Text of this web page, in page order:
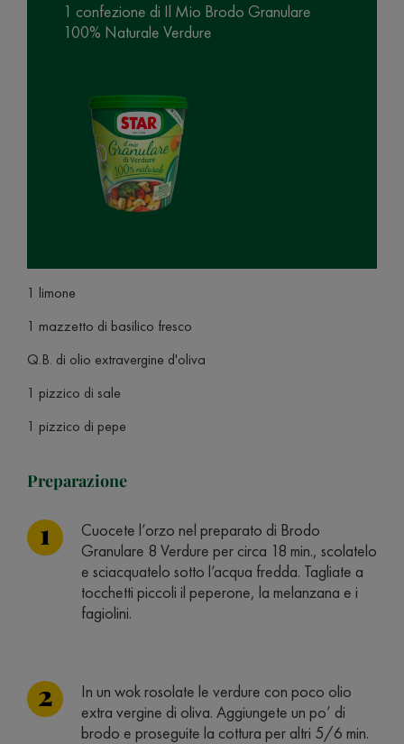
1 confezione di Il Mio Brodo Granulare
100% Naturale Verdure
1 limone
1 mazzetto di basilico fresco
Q.B. di olio extravergine d'oliva
1 pizzico di sale
1 pizzico di pepe
Preparazione
Cuocete l’orzo nel preparato di Brodo
Granulare 8 Verdure per circa 18 min., scolatelo
e sciacquatelo sotto l’acqua fredda. Tagliate a
tocchetti piccoli il peperone, la melanzana e i
fagiolini.
In un wok rosolate le verdure con poco olio
extra vergine di oliva. Aggiungete un po’ di
brodo e proseguite la cottura per altri 5/6 min.